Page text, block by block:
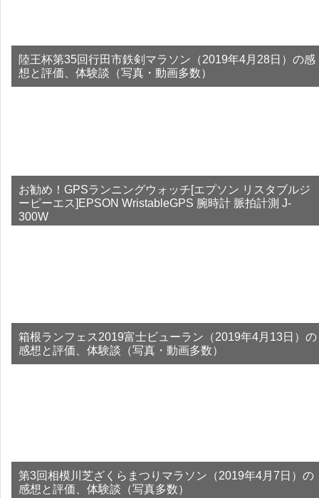
陸王杯第35回行田市鉄剣マラソン（2019年4月28日）の感
想と評価、体験談（写真・動画多数）
お勧め！GPSランニングウォッチ[エプソン リスタブルジ
ーピーエス]EPSON WristableGPS 腕時計 脈拍計測 J-
300W
箱根ランフェス2019富士ビューラン（2019年4月13日）の
感想と評価、体験談（写真・動画多数）
第3回相模川芝ざくらまつりマラソン（2019年4月7日）の
感想と評価、体験談（写真多数）